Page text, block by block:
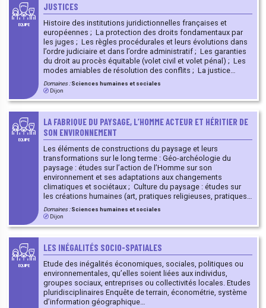
EQUIPE
JUSTICES
Histoire des institutions juridictionnelles françaises et
européennes ; La protection des droits fondamentaux par
les juges ; Les règles procédurales et leurs évolutions dans
l’ordre judiciaire et dans l’ordre administratif ; Les garanties
du droit au procès équitable (volet civil et volet pénal) ; Les
modes amiables de résolution des conflits ; La justice
prédictive.
Domaines :Sciences humaines et sociales
Dijon
EQUIPE
LA FABRIQUE DU PAYSAGE, L’HOMME ACTEUR ET HÉRITIER DE
SON ENVIRONNEMENT
Les éléments de constructions du paysage et leurs
transformations sur le long terme : Géo-archéologie du
paysage : études sur l’action de l’Homme sur son
environnement et ses adaptations aux changements
climatiques et sociétaux ; Culture du paysage : études sur
les créations humaines (art, pratiques religieuses, pratiques
quotidiennes…) ; Paysages et territoires au cours du temps,
conservation et dynamiques d’évolution.
Domaines :Sciences humaines et sociales
Dijon
EQUIPE
LES INÉGALITÉS SOCIO-SPATIALES
Etude des inégalités économiques, sociales, politiques ou
environnementales, qu’elles soient liées aux individus,
groupes sociaux, entreprises ou collectivités locales. Etudes
pluridisciplinaires Enquête de terrain, économétrie, système
d’information géographique…